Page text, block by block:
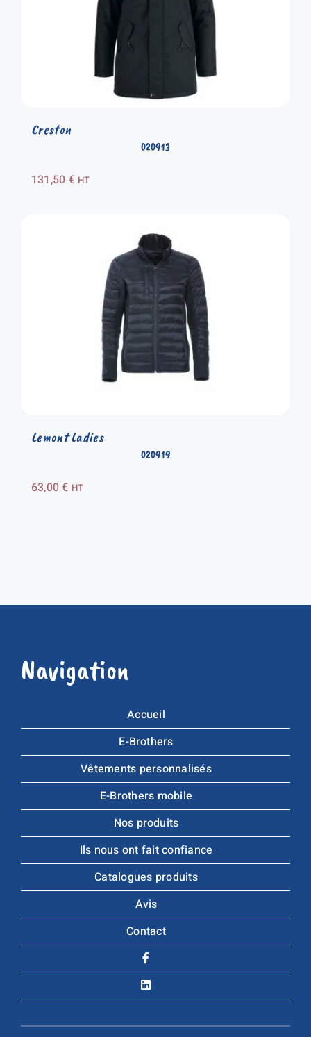
020913
Creston
131,50 € HT
020919
Lemont Ladies
63,00€ HT
Navigation
Accueil
E-Brothers
Vêtements personnalisés
E-Brothers mobile
Nos produits
Ils nous ont fait confiance
Catalogues produits
Avis
Contact